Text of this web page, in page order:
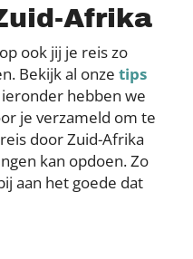
Afrika
ook jij je reis zo
Bekijk al onze tips
hebben we
je verzameld om te
door Zuid-Afrika
kan opdoen. Zo
aan het goede dat